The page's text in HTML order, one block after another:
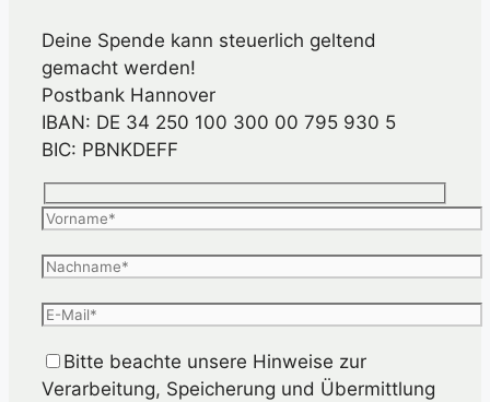
Deine Spende kann steuerlich geltend
gemacht werden!
Postbank Hannover
IBAN: DE 34 250 100 300 00 795 930 5
BIC: PBNKDEFF
Bitte beachte unsere Hinweise zur
Verarbeitung, Speicherung und Übermittlung